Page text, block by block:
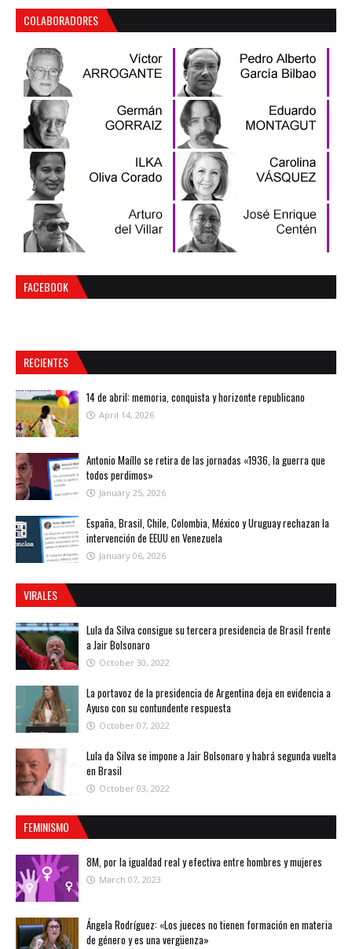
COLABORADORES
FACEBOOK
RECIENTES
14 de abril: memoria, conquista y horizonte republicano
April 14, 2026
Antonio Maíllo se retira de las jornadas «1936, la guerra que
todos perdimos»
January 25, 2026
España, Brasil, Chile, Colombia, México y Uruguay rechazan la
intervención de EEUU en Venezuela
January 06, 2026
VIRALES
Lula da Silva consigue su tercera presidencia de Brasil frente
a Jair Bolsonaro
October 30, 2022
La portavoz de la presidencia de Argentina deja en evidencia a
Ayuso con su contundente respuesta
October 07, 2022
Lula da Silva se impone a Jair Bolsonaro y habrá segunda vuelta
en Brasil
October 03, 2022
FEMINISMO
8M, por la igualdad real y efectiva entre hombres y mujeres
March 07, 2023
Ángela Rodríguez: «Los jueces no tienen formación en materia
de género y es una vergüenza»